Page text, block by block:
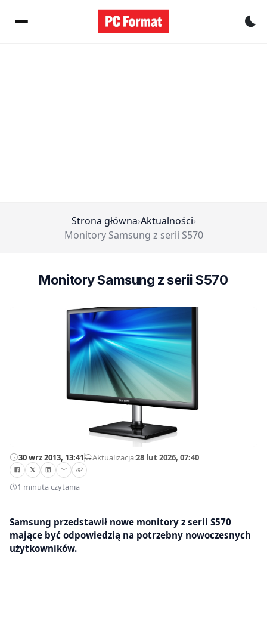
Strona główna›Aktualności›
Monitory Samsung z serii S570
Monitory Samsung z serii S570
30 wrz 2013, 13:41—Aktualizacja:28 lut 2026, 07:40
1 minuta czytania
Samsung przedstawił nowe monitory z serii S570
mające być odpowiedzią na potrzebny nowoczesnych
użytkowników.